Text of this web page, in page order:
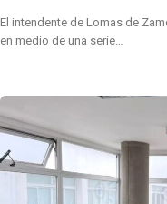
El intendente de Lomas de
en medio de una serie…